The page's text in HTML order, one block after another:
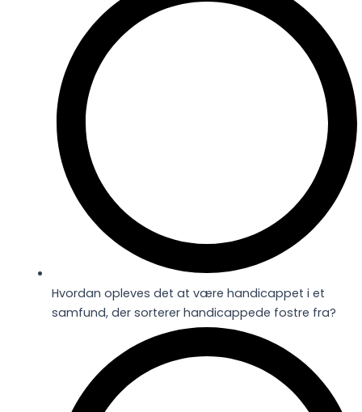
Hvordan opleves det at være handicappet i et
samfund, der sorterer handicappede fostre fra?